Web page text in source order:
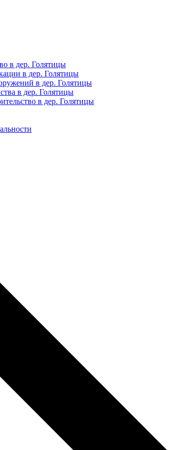
в дер. Голятицы
в дер. Голятицы
в дер. Голятицы
в дер. Голятицы
в дер. Голятицы